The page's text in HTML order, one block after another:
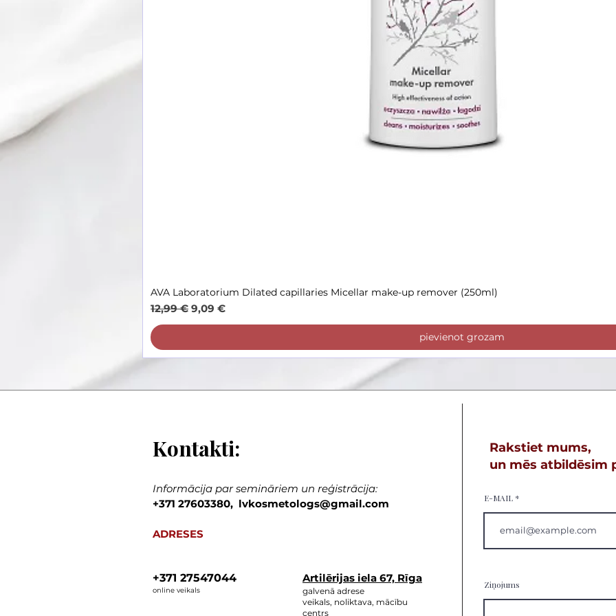
Ātrais skats
AVA Laboratorium Dilated capillaries Micellar make-up remover (250ml)
Parastā cena
12,99 € Izpārdošanas cena
9,09 €
pievienot grozam
Kontakti:
Informācija par semināriem un reģistrācija:
+371 27603380, lvkosmetologs@gmail.com
ADRESES
+371 27547044
online veikals
Artilērijas iela 67, Rīga
galvenā adrese
veikals, noliktava, mācību
centrs
Rakstiet mums,
un mēs atbildēsim
E-MAIL
Ziņojums